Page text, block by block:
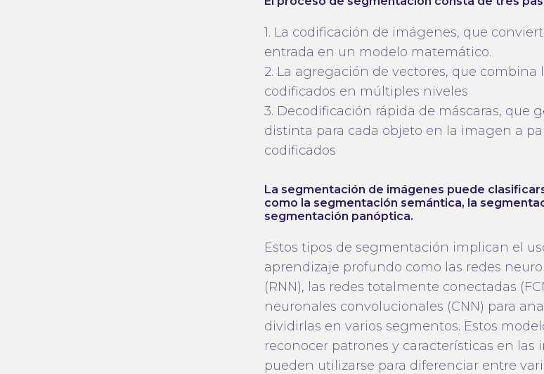
1. La codificación de imágenes, que
entrada en un modelo matemático.
2. La agregación de vectores, que combina
codificados en múltiples niveles
3. Decodificación rápida de máscaras, que
distinta para cada objeto en la imagen a
codificados
La segmentación de imágenes puede
como la segmentación semántica, la
segmentación panóptica.
Estos tipos de segmentación implican el
aprendizaje profundo como las redes
(RNN), las redes totalmente conectadas
neuronales convolucionales (CNN) para
dividirlas en varios segmentos. Estos
reconocer patrones y características en las
pueden utilizarse para diferenciar entre